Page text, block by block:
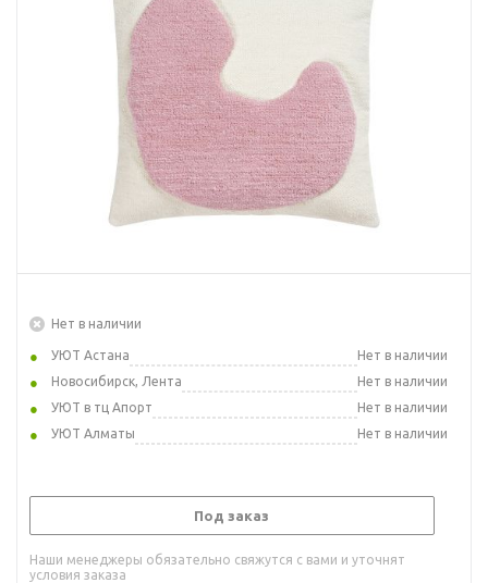
Нет в наличии
УЮТ Астана
Нет в наличии
Новосибирск, Лента
Нет в наличии
УЮТ в тц Апорт
Нет в наличии
УЮТ Алматы
Нет в наличии
Под заказ
Наши менеджеры обязательно свяжутся с вами и уточнят
условия заказа